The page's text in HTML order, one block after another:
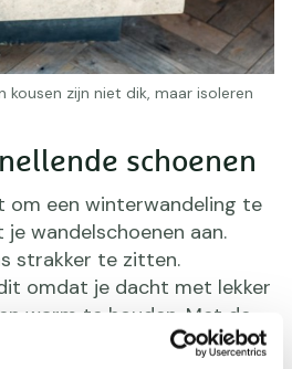
schoenen
een winterwandeling te
wandelschoenen aan.
strakker te zitten.
omdat je dacht met lekker
warm te houden. Met de
is dit helemaal niet nodig.
kousen zijn niet dik, maar isoleren